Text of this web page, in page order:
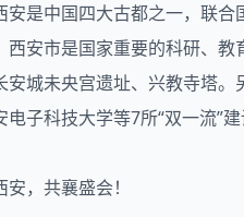
是中国四大古都之一，联合
西安市是国家重要的科研、
安城未央宫遗址、兴教寺塔
子科技大学等7所“双一流”建
，共襄盛会！